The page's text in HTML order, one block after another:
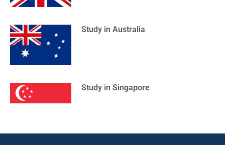
Study in Australia
Study in Singapore